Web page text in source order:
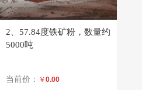
2、57.84度铁矿粉，数量约
5000吨
当前价： ￥ 0.00